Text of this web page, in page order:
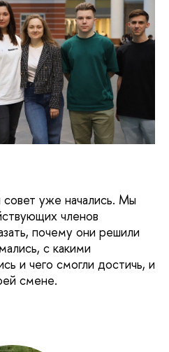
уже начались. Мы
членов
почему они решили
с какими
и чего смогли достичь, и
смене.